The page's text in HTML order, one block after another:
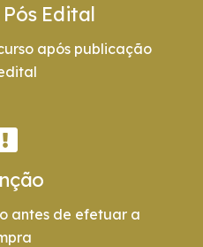
Edital
após publicação
antes de efetuar a